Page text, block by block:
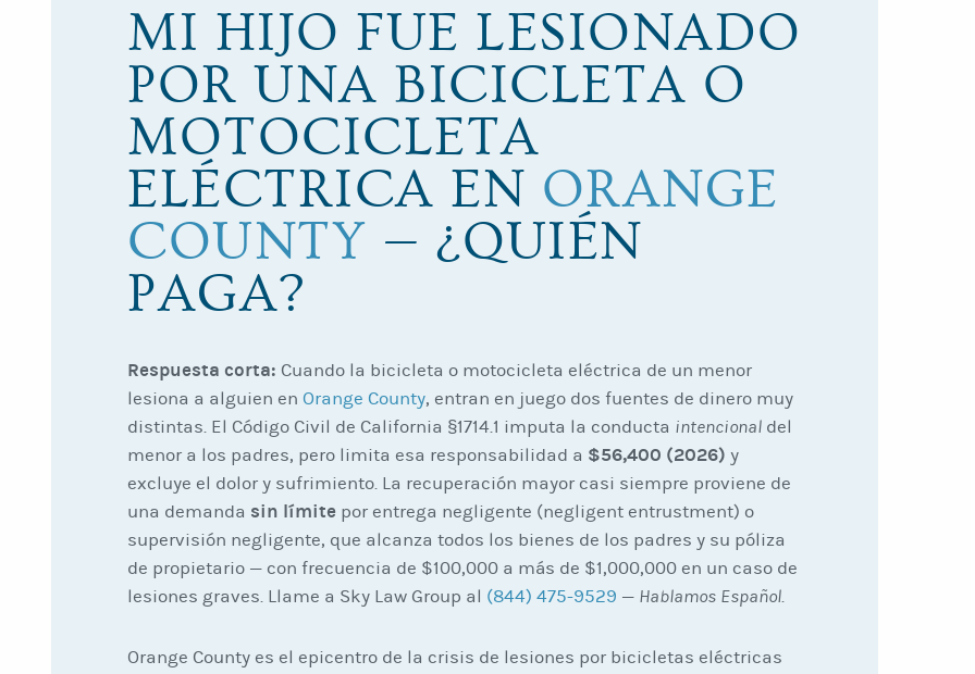
MI HIJO FUE LESIONADO
POR UNA BICICLETA O
MOTOCICLETA
ELÉCTRICA EN ORANGE
COUNTY — ¿QUIÉN
PAGA?
Respuesta corta: Cuando la bicicleta o motocicleta eléctrica de un menor
lesiona a alguien en Orange County, entran en juego dos fuentes de dinero muy
distintas. El Código Civil de California §1714.1 imputa la conducta intencional del
menor a los padres, pero limita esa responsabilidad a $56,400 (2026) y
excluye el dolor y sufrimiento. La recuperación mayor casi siempre proviene de
una demanda sin límite por entrega negligente (negligent entrustment) o
supervisión negligente, que alcanza todos los bienes de los padres y su póliza
de propietario — con frecuencia de $100,000 a más de $1,000,000 en un caso de
lesiones graves. Llame a Sky Law Group al (844) 475-9529 — Hablamos Español.
Orange County es el epicentro de la crisis de lesiones por bicicletas eléctricas